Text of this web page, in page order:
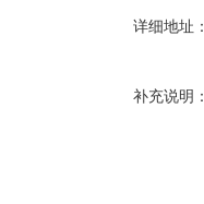
详细地址：
补充说明：